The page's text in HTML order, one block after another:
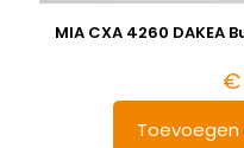
MIA CXA 4260 DAKEA
€